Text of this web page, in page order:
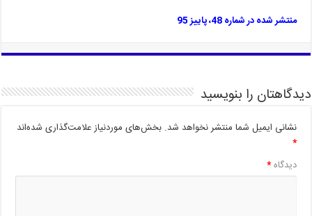
منتشر شده در شماره 48، پاییز 95
دیدگاهتان را بنویسید
نشانی ایمیل شما منتشر نخواهد شد. بخش‌های موردنیاز علامت‌گذاری شده‌اند
*
دیدگاه*